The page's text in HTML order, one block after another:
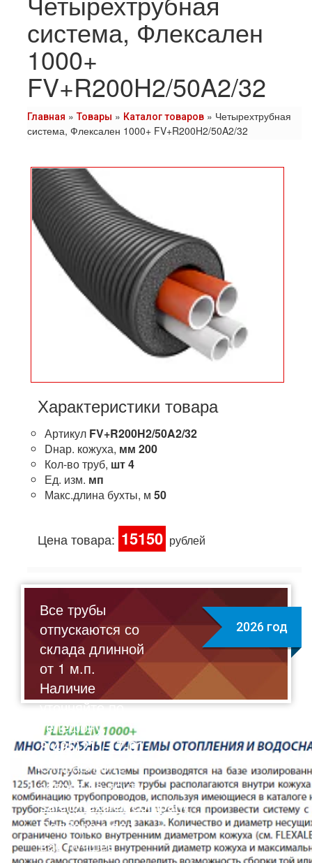
система, Флексален
1000+
FV+R200H2/50A2/32
Главная »Товары » Каталог товаров » Четырехтрубная
система, Флексален 1000+ FV+R200H2/50A2/32
Характеристики товара
Артикул FV+R200H2/50A2/32
Dнар. кожуха, мм 200
Кол-во труб, шт4
Ед. изм. мп
Макс.длина бухты, м 50
Цена товара: 15150 рублей
Все трубы
отпускаются со
склада длинной
от 1 м.п.
Наличие
уточняйте по
телефону:
8(495)211-17-01
Отправляйте
запрос на почту:
sale@flexalen.company
Подберем для
вас лучшее
2026 год